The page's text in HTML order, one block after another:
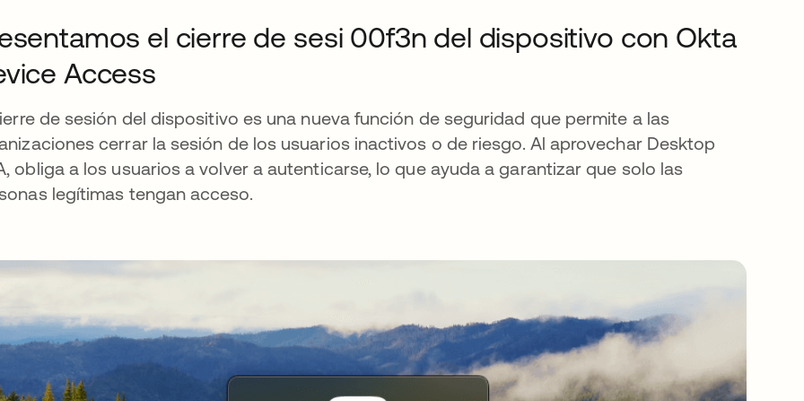
el cierre de sesi 00f3n del dispositivo con Okta
Access
de sesión del dispositivo es una nueva función de seguridad que permite a las
cerrar la sesión de los usuarios inactivos o de riesgo. Al aprovechar Desktop
obliga a los usuarios a volver a autenticarse, lo que ayuda a garantizar que solo las
legítimas tengan acceso.